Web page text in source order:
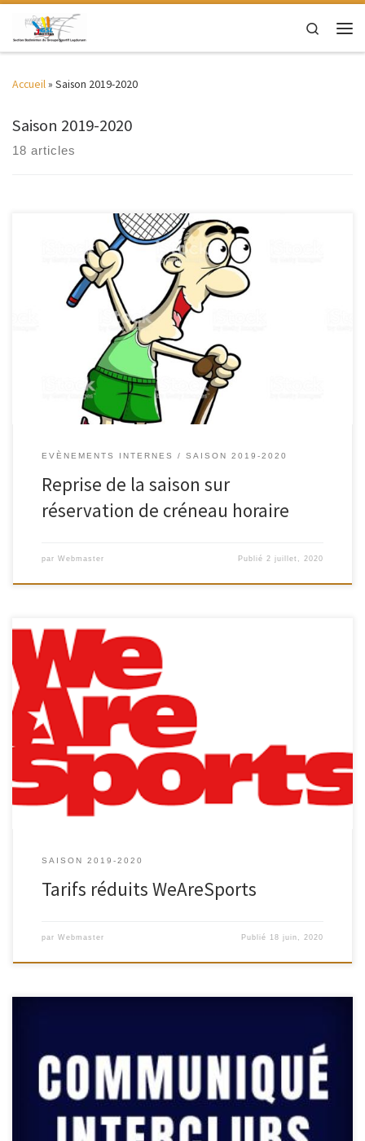
Passer au contenu
Search
Accueil» Saison 2019-2020
Saison 2019-2020
18 articles
Apres plusieurs semaines d’attente, nous avons eu l’autorisation
d’utiliser notre gymnase. Vous pourrez disposer de créneaux horaires
avant la fermeture annuelle du complexe sportif du 1/8 au 23/08.
Règle : – Pour revenir au gymnase, vous devrez impérativement nous
remplir et signer le document Attestation COVID du GSL bad (à donner
EVÈNEMENTS INTERNES SAISON 2019-2020
Reprise de la saison sur
réservation de créneau horaire
par Webmaster Publié2 juillet, 2020
Sur présentation de votre licence FFBAD, We Are Sports vous propose
une réduction de 3€ sur la location d’un créneau en heures pleines ou
week-end (13€ au lieu de 16). Un bon moyen de retrouver des
sensations en attendant la réouverture de notre gymnase ! Pour
réserver : www.wearesports.fr La […]
SAISON 2019-2020
Tarifs réduits WeAreSports
par Webmaster Publié 18 juin, 2020
Le Bureau Fédéral réuni ce samedi 21 mars a décidé de déclarer la
saison 2019-2020 comme « année blanche » pour tous les
championnats Interclubs. Cette décision est applicable à l’ensemble
des Interclubs nationaux, régionaux ou départementaux. Une « année
blanche » est une année pour laquelle les résultats sportifs […]